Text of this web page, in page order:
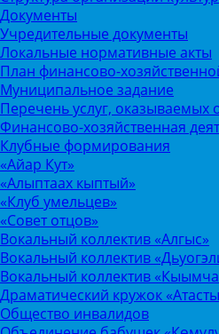
Документы
Учредительные документы
Локальные нормативные акты
План финансово-
Муниципальное задание
Перечень услуг, оказываемых
Финансово-хозяйственная
Клубные формирования
«Айар Кут»
«Алыптаах кыптый»
«Клуб умельцев»
«Совет отцов»
Вокальный коллектив «Алгыс»
Вокальный коллектив
Вокальный коллектив
Драматический кружок
Общество инвалидов